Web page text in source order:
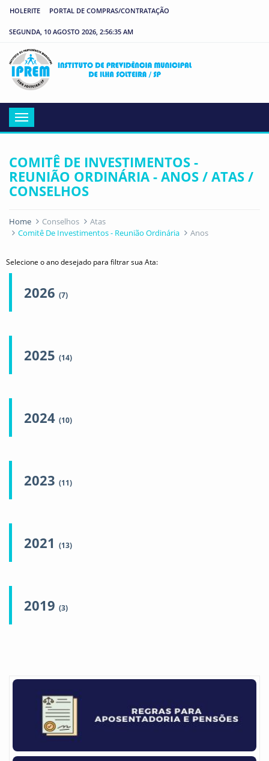
HOLERITE PORTAL DE COMPRAS/CONTRATAÇÃO
SEGUNDA, 10 AGOSTO 2026, 2:56:35 AM
Menu
COMITÊ DE INVESTIMENTOS -
REUNIÃO ORDINÁRIA - ANOS / ATAS /
CONSELHOS
Home Conselhos
Atas
Comitê De Investimentos - Reunião Ordinária
Anos
Selecione o ano desejado para filtrar sua Ata:
2026 (7)
2025 (14)
2024 (10)
2023 (11)
2021 (13)
2019 (3)